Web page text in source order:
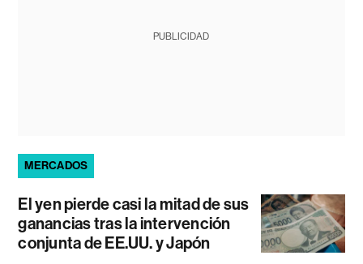
PUBLICIDAD
MERCADOS
El yen pierde casi la mitad de sus
ganancias tras la intervención
conjunta de EE.UU. y Japón